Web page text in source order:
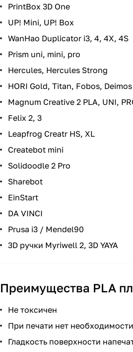
PrintBox 3D One
UP! Mini, UP! Box
WanHao Duplicator i3, 4, 4X, 4S
Prism uni, mini, pro
Hercules, Hercules Strong
HORI Gold, Titan, Fobos, Deimos
Magnum Creative 2 PLA, UNI,
Felix 2, 3
Leapfrog Creatr HS, XL
Createbot mini
Solidoodle 2 Pro
Sharebot
EinStart
DA VINCI
Prusa i3 / Mendel90
3D ручки Myriwell 2, 3D YAYA
Преимущества PLA
Не токсичен
При печати нет
Гладкость поверхности